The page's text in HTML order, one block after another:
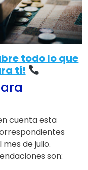
todo lo que
ti!
cuenta esta
de julio.
son: